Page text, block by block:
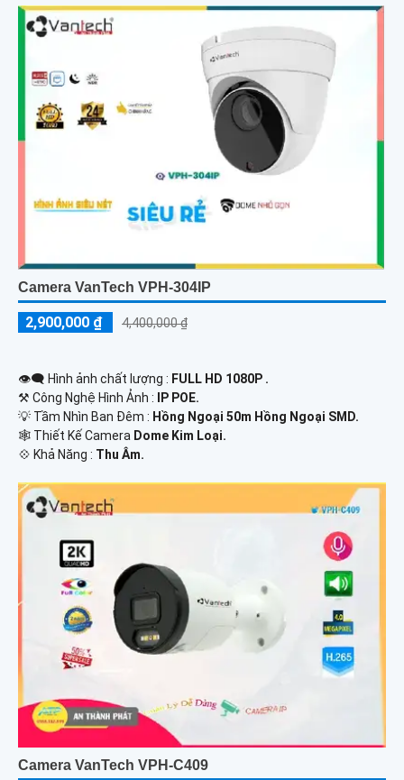
Camera VanTech VPH-304IP
2,900,000 ₫ 4,400,000 ₫
👁️‍🗨 Hình ảnh chất lượng : FULL HD 1080P .
⚒ Công Nghệ Hình Ảnh :
IP POE.
💡 Tầm Nhìn Ban Đêm : Hồng Ngoại 50m Hồng Ngoại SMD.
🕸️ Thiết Kế Camera Dome Kim Loại.
️💠 Khả Năng : Thu Âm.
Camera VanTech VPH-C409